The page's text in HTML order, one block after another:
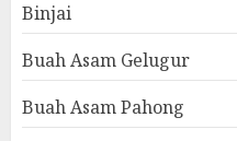
Binjai
Buah Asam Gelugur
Buah Asam Pahong